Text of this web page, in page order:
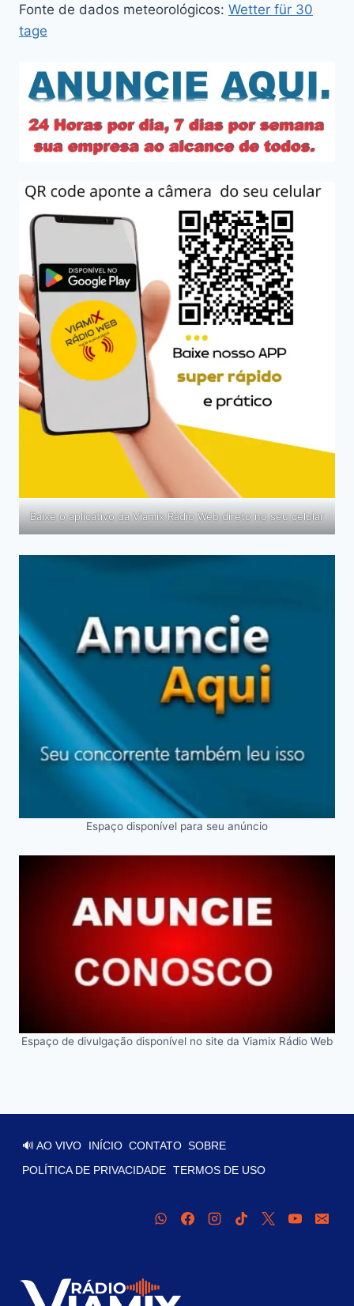
Fonte de dados meteorológicos: Wetter für 30
tage
Baixe o aplicativo da Viamix Rádio Web direto no seu celular
Espaço disponível para seu anúncio
Espaço de divulgação disponível no site da Viamix Rádio Web
🔊 AO VIVO INÍCIO CONTATO SOBRE
POLÍTICA DE PRIVACIDADE TERMOS DE USO